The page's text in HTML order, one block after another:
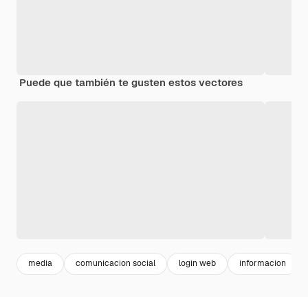
Puede que también te gusten estos vectores
media comunicacion social login web informacion